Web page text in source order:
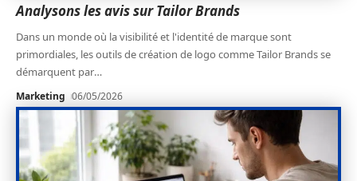
Analysons les avis sur Tailor Brands
Dans un monde où la visibilité et l'identité de marque sont
primordiales, les outils de création de logo comme Tailor Brands se
démarquent par…
Marketing 06/05/2026